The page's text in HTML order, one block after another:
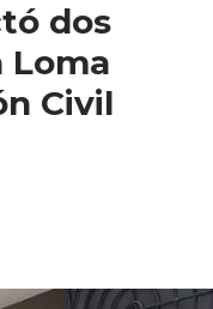
dos
Loma
Civil